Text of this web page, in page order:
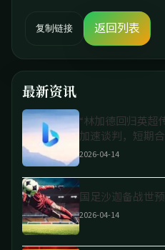
复制链接 返回列表
最新资讯
“林加德回归英超
加速谈判，短期
2026-04-14
国足沙迦备战世
2026-04-14